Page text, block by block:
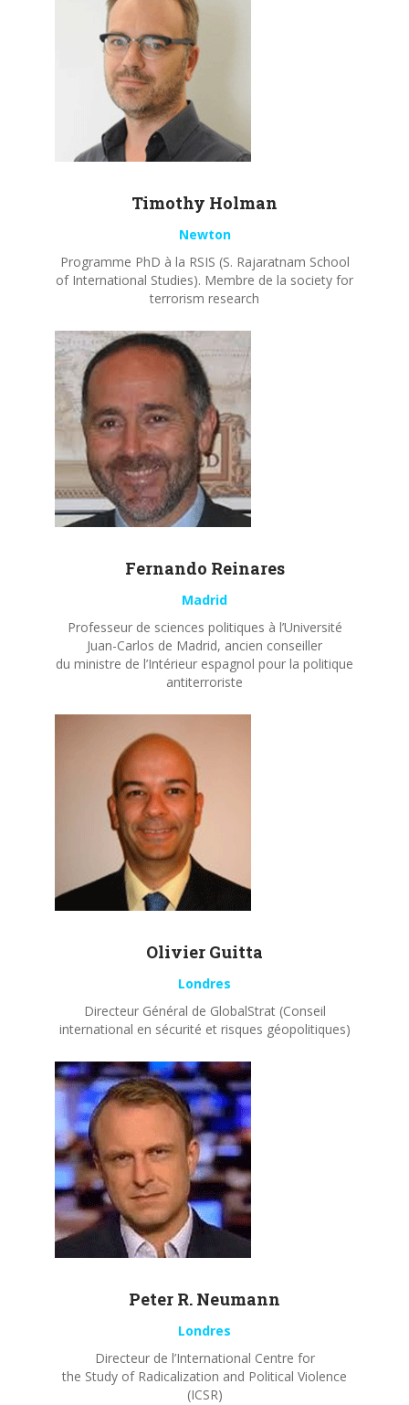
Timothy Holman
Newton
Programme PhD à la RSIS (S. Rajaratnam School
of International Studies). Membre de la society for
terrorism research
Fernando Reinares
Madrid
Professeur de sciences politiques à l’Université
Juan-Carlos de Madrid, ancien conseiller
du ministre de l’Intérieur espagnol pour la politique
antiterroriste
Olivier Guitta
Londres
Directeur Général de GlobalStrat (Conseil
international en sécurité et risques géopolitiques)
Peter R. Neumann
Londres
Directeur de l’International Centre for
the Study of Radicalization and Political Violence
(ICSR)